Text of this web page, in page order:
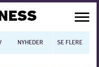
NYHEDER BLOGS
SE FLERE